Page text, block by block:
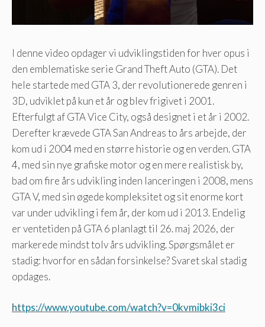
I denne video opdager vi udviklingstiden for hver opus i
den emblematiske serie Grand Theft Auto (GTA). Det
hele startede med GTA 3, der revolutionerede genren i
3D, udviklet på kun et år og blev frigivet i 2001.
Efterfulgt af GTA Vice City, også designet i et år i 2002.
Derefter krævede GTA San Andreas to års arbejde, der
kom ud i 2004 med en større historie og en verden. GTA
4, med sin nye grafiske motor og en mere realistisk by,
bad om fire års udvikling inden lanceringen i 2008, mens
GTA V, med sin øgede kompleksitet og sit enorme kort
var under udvikling i fem år, der kom ud i 2013. Endelig
er ventetiden på GTA 6 planlagt til 26. maj 2026, der
markerede mindst tolv års udvikling. Spørgsmålet er
stadig: hvorfor en sådan forsinkelse? Svaret skal stadig
opdages.
https://www.youtube.com/watch?v=0kvmibki3ci